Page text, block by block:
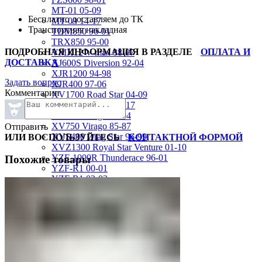
MT-01 05-09
MT-09 14-17
TDM850 96-01
TRX850 95-00
VMX12 V-max 88-07
XJ600S Diversion 92-04
XJR1200 94-98
XJR400 97-06
XV1700 Road Star 04-09
XV1900 Raider 08-17
XV400 Virago 87-94
XV750 Virago 85-87
XVS400 Drag Star 96-99
XVZ1300 Royal Star Venture 01-10
YZF-1000R Thunderace 96-01
YZF-R1 00-01
YZF-R1 02-03
YZF-R1 07-08
YZF-R1 09-15
YZF-R1 98-99
YZF-R6 03-05
Бесплатно доставляем до ТК
Транспортная накладная
ПОДРОБНАЯ ИНФОРМАЦИЯ В РАЗДЕЛЕ
ОПЛАТА И
ДОСТАВКА
Задать вопрос
Комментарии
Отправить
ИЛИ ВОСПОЛЬЗУЙТЕСЬ КОНТАКТНОЙ ФОРМОЙ
Похожие товары